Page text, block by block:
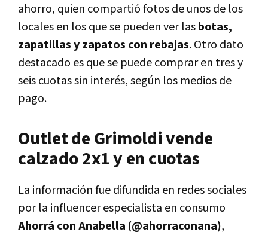
ahorro, quien compartió fotos de unos de los
locales en los que se pueden ver lasbotas,
zapatillas y zapatos con rebajas. Otro dato
destacado es que se puede comprar en tres y
seis cuotas sin interés, según los medios de
pago.
Outlet de Grimoldi vende
calzado 2x1 y en cuotas
La información fue difundida en redes sociales
por la influencer especialista en consumo
Ahorrá con Anabella (@ahorraconana),